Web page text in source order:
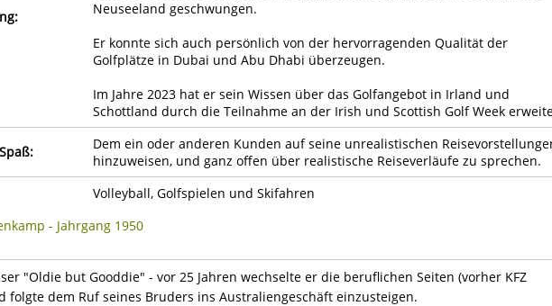
Neuseeland geschwungen.
Er konnte sich auch persönlich von der hervorragenden Qualität der
Golfplätze in Dubai und Abu Dhabi überzeugen.
Im Jahre 2023 hat er sein Wissen über das Golfangebot in Irland und
Schottland durch die Teilnahme an der Irish und Scottish Golf Week
Dem ein oder anderen Kunden auf seine unrealistischen
hinzuweisen, und ganz offen über realistische Reiseverläufe zu sprechen.
Volleyball, Golfspielen und Skifahren
- Jahrgang 1950
"Oldie but Gooddie" - vor 25 Jahren wechselte er die beruflichen Seiten (vorher KFZ
folgte dem Ruf seines Bruders ins Australiengeschäft einzusteigen.